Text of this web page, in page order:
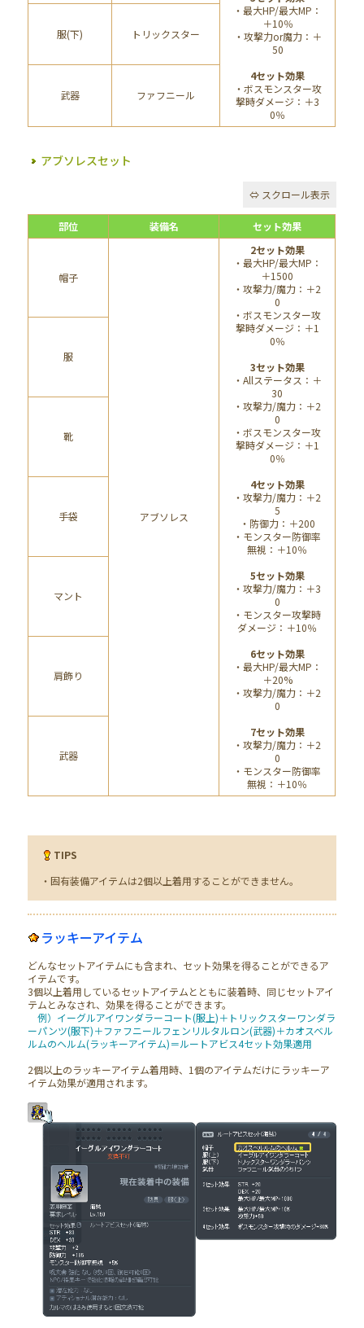
・最大HP/最大MP：
＋10％
・攻撃力or魔力：＋
50
4セット効果
・ボスモンスター攻
撃時ダメージ：＋3
0％
服(下) トリックスター
武器 ファフニール
アブソレスセット
部位 装備名 セット効果
帽子
アブソレス
2セット効果
・最大HP/最大MP：
＋1500
・攻撃力/魔力：＋2
0
・ボスモンスター攻
撃時ダメージ：＋1
0％
3セット効果
・Allステータス：＋
30
・攻撃力/魔力：＋2
0
・ボスモンスター攻
撃時ダメージ：＋1
0％
4セット効果
・攻撃力/魔力：＋2
5
・防御力：＋200
・モンスター防御率
無視：＋10％
5セット効果
・攻撃力/魔力：＋3
0
・モンスター攻撃時
ダメージ：＋10％
6セット効果
・最大HP/最大MP：
＋20%
・攻撃力/魔力：＋2
0
7セット効果
・攻撃力/魔力：＋2
0
・モンスター防御率
無視：＋10％
服
靴
手袋
マント
肩飾り
武器
TIPS
・固有装備アイテムは2個以上着用することができません。
ラッキーアイテム
どんなセットアイテムにも含まれ、セット効果を得ることができるア
イテムです。
3個以上着用しているセットアイテムとともに装着時、同じセットアイ
テムとみなされ、効果を得ることができます。
例）イーグルアイワンダラーコート(服上)＋トリックスターワンダラ
ーパンツ(服下)＋ファフニールフェンリルタルロン(武器)＋カオスベル
ルムのヘルム(ラッキーアイテム)＝ルートアビス4セット効果適用
2個以上のラッキーアイテム着用時、1個のアイテムだけにラッキーア
イテム効果が適用されます。